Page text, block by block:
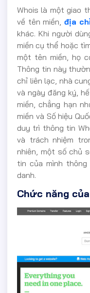
Whois là một giao
về tên miền, địa
khác. Khi người
miền cụ thể hoặc
một tên miền, họ
Thông tin này
chỉ liên lạc, nhà
và ngày đăng ký,
miền, chẳng hạn
miền và Số hiệu
duy trì thông tin
và trách nhiệm
nhiên, một số chủ
tin của mình
danh.
Chức năng